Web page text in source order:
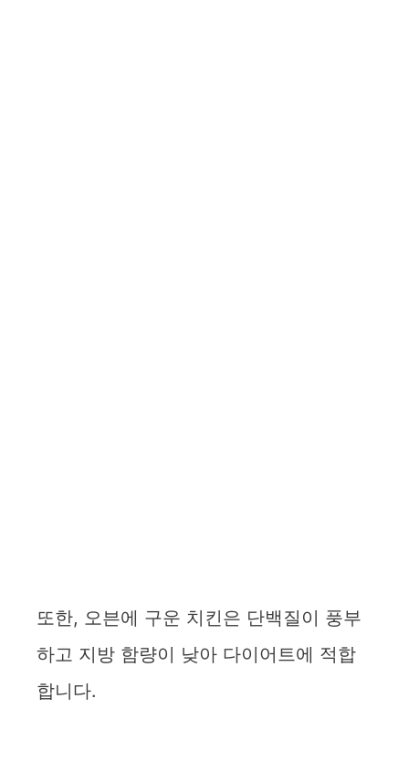
또한, 오븐에 구운 치킨은 단백질이 풍부
하고 지방 함량이 낮아 다이어트에 적합
합니다.